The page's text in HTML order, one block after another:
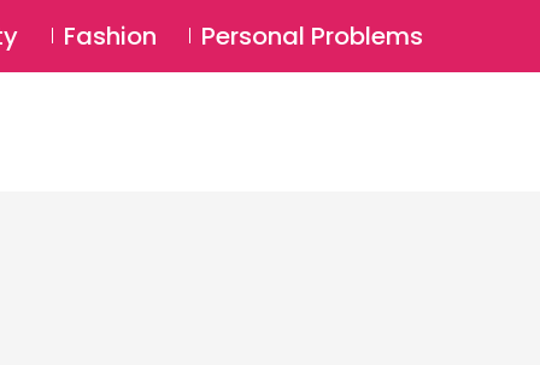
Login ⚲
Fashion Personal Problems